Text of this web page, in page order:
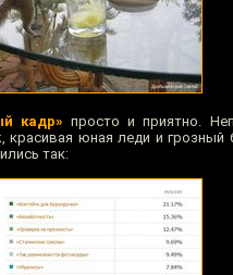
кадр» просто и приятно.
красивая юная леди и
так: